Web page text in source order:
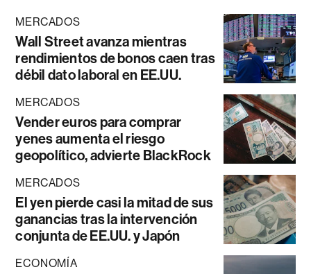
MERCADOS
Wall Street avanza mientras
rendimientos de bonos caen tras
débil dato laboral en EE.UU.
MERCADOS
Vender euros para comprar
yenes aumenta el riesgo
geopolítico, advierte BlackRock
MERCADOS
El yen pierde casi la mitad de sus
ganancias tras la intervención
conjunta de EE.UU. y Japón
ECONOMÍA